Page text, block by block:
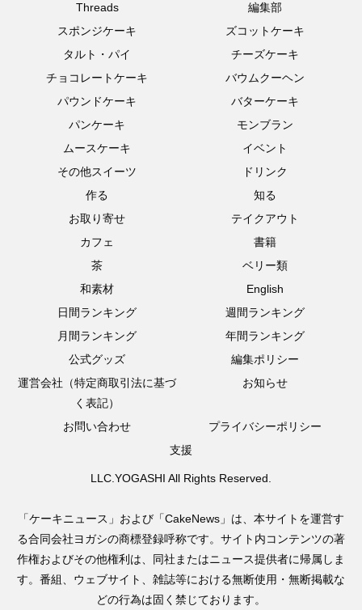
Threads
編集部
スポンジケーキ
ズコットケーキ
タルト・パイ
チーズケーキ
チョコレートケーキ
バウムクーヘン
パウンドケーキ
バターケーキ
パンケーキ
モンブラン
ムースケーキ
イベント
その他スイーツ
ドリンク
作る
知る
お取り寄せ
テイクアウト
カフェ
書籍
茶
ベリー類
和素材
English
日間ランキング
週間ランキング
月間ランキング
年間ランキング
公式グッズ
編集ポリシー
運営会社（特定商取引法に基づ
く表記）
お知らせ
お問い合わせ
プライバシーポリシー
支援
LLC.YOGASHI All Rights Reserved.
「ケーキニュース」および「CakeNews」は、本サイトを運営す
る合同会社ヨガシの商標登録呼称です。サイト内コンテンツの著
作権およびその他権利は、同社またはニュース提供者に帰属しま
す。番組、ウェブサイト、雑誌等における無断使用・無断掲載な
どの行為は固く禁じております。